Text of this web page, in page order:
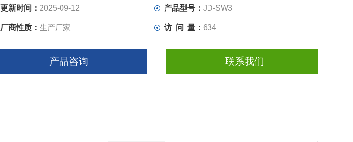
更新时间： 2025-09-12 产品型号： JD-SW3
厂商性质： 生产厂家 访 问 量： 634
产品咨询 联系我们